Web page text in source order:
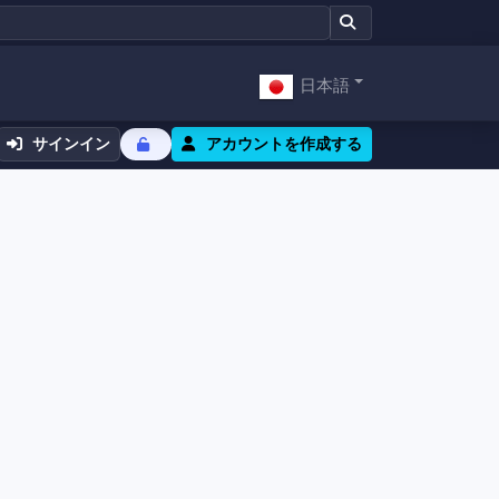
日本語
サインイン アカウントを作成する